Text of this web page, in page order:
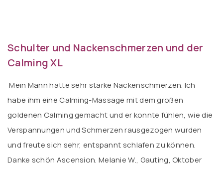
Schulter und Nackenschmerzen und der
Calming XL
Mein Mann hatte sehr starke Nackenschmerzen. Ich
habe ihm eine Calming-Massage mit dem großen
goldenen Calming gemacht und er konnte fühlen, wie die
Verspannungen und Schmerzen rausgezogen wurden
und freute sich sehr, entspannt schlafen zu können.
Danke schön Ascension. Melanie W., Gauting, Oktober